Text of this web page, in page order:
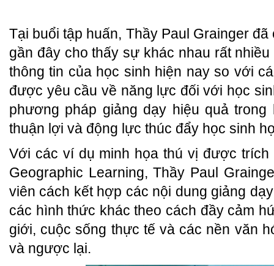
Tại buổi tập huấn, Thầy Paul Grainger
gần đây cho thấy sự khác nhau rất
thông tin của học sinh hiện nay so với
được yêu cầu về năng lực đối với học
phương pháp giảng dạy hiệu quả
thuận lợi và động lực thúc đẩy học sinh
Với các ví dụ minh họa thú vị được trích
Geographic Learning, Thầy Paul
viên cách kết hợp các nội dung giảng
các hình thức khác theo cách đầy cảm
giới, cuộc sống thực tế và các nền văn
và ngược lại.